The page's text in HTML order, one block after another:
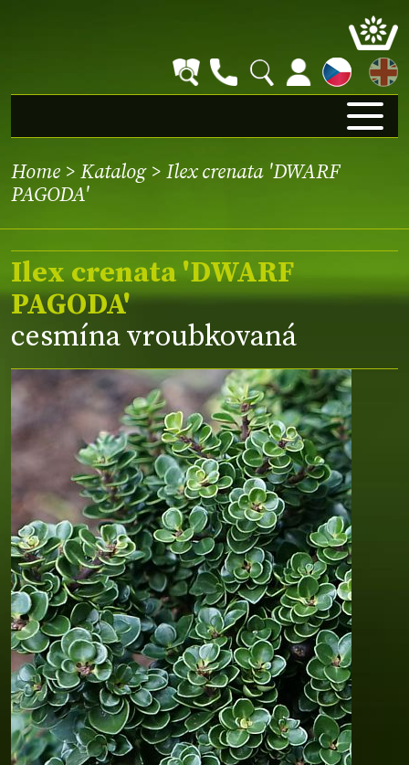
EN
Home > Katalog> Ilex crenata 'DWARF
PAGODA'
Ilex crenata 'DWARF
PAGODA'
cesmína vroubkovaná